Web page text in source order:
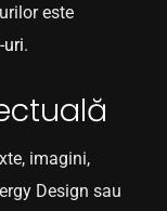
este
uri.
imagini,
Design sau